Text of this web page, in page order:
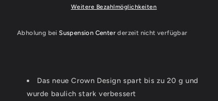
T
15QRx110
T
Weitere Bezahlmöglichkeiten
Abholung beiSuspension Center derzeit nicht verfügbar
Das neue Crown Design spart bis zu 20 g und
wurde baulich stark verbessert